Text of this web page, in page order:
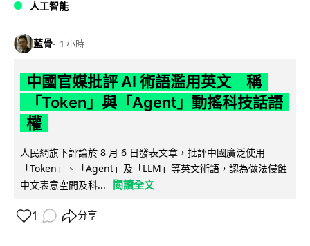
人工智能
藍骨 1 小時
中國官媒批評 AI 術語濫用英文 稱
「Token」與「Agent」動搖科技話語
權
人民網旗下評論於 8 月 6 日發表文章，批評中國廣泛使用
「Token」、「Agent」及「LLM」等英文術語，認為做法侵蝕
中文表意空間及科...
閱讀全文
1 分享